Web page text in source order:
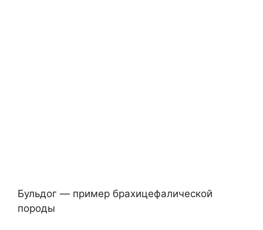
Бульдог — пример брахицефалической
породы